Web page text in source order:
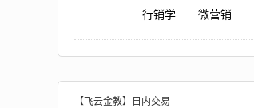
行销学 微营销
【飞云金教】日内交易